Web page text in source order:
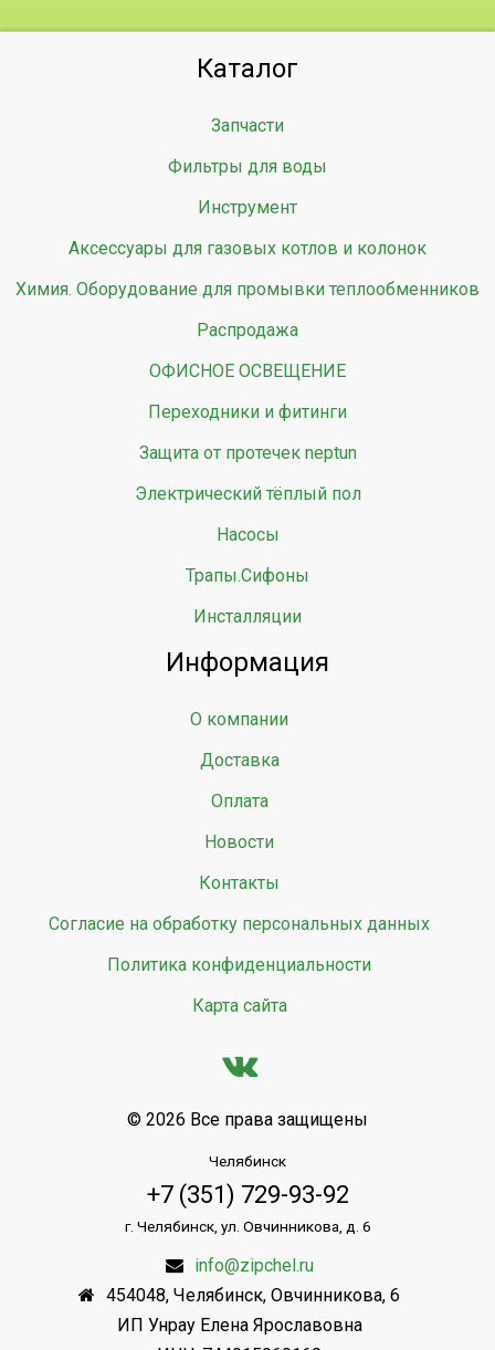
Каталог
Запчасти
Фильтры для воды
Инструмент
Аксессуары для газовых котлов и колонок
Химия. Оборудование для промывки теплообменников
Распродажа
ОФИСНОЕ ОСВЕЩЕНИЕ
Переходники и фитинги
Защита от протечек neptun
Электрический тёплый пол
Насосы
Трапы.Сифоны
Инсталляции
Информация
О компании
Доставка
Оплата
Новости
Контакты
Согласие на обработку персональных данных
Политика конфиденциальности
Карта сайта
© 2026 Все права защищены
Челябинск
+7 (351) 729-93-92
г. Челябинск, ул. Овчинникова, д. 6
info@zipchel.ru
454048, Челябинск, Овчинникова, 6
ИП Унрау Елена Ярославовна